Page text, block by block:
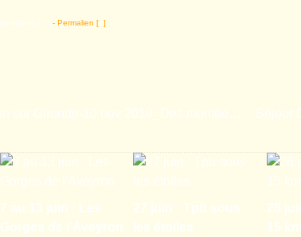
- Permalien [#]
7 au 13 juin : Les
Gorges de l'Aveyron
27 juin : Tpb sous
les étoiles
28
15 km